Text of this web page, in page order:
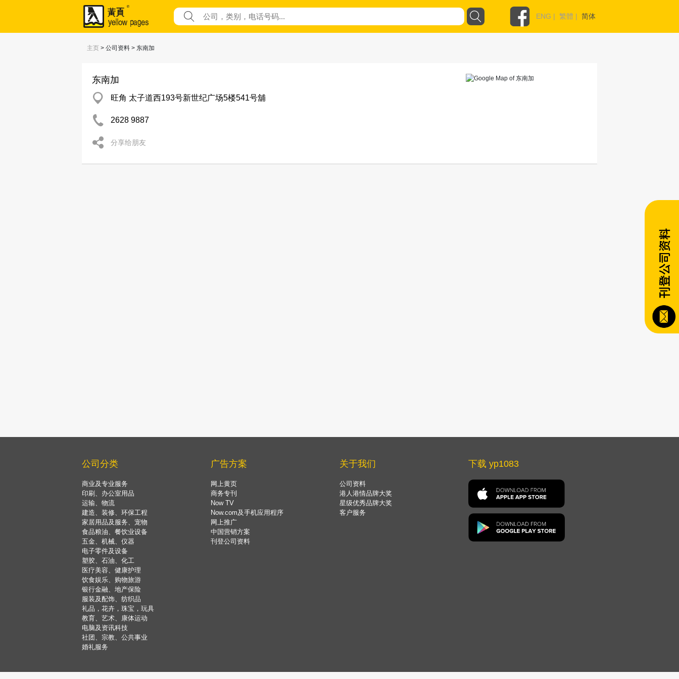
ENG | 繁體 | 简体
主页 > 公司资料 > 东南加
东南加
旺角 太子道西193号新世纪广场5楼541号舖
2628 9887
分享给朋友
公司分类
商业及专业服务
印刷、办公室用品
运输、物流
建造、装修、环保工程
家居用品及服务、宠物
食品粮油、餐饮业设备
五金、机械、仪器
电子零件及设备
塑胶、石油、化工
医疗美容、健康护理
饮食娱乐、购物旅游
银行金融、地产保险
服装及配饰、纺织品
礼品，花卉，珠宝，玩具
教育、艺术、康体运动
电脑及资讯科技
社团、宗教、公共事业
婚礼服务
广告方案
网上黄页
商务专刊
Now TV
Now.com及手机应用程序
网上推广
中国营销方案
刊登公司资料
关于我们
公司资料
港人港情品牌大奖
星级优秀品牌大奖
客户服务
下载 yp1083